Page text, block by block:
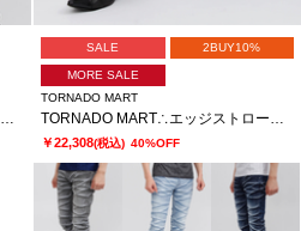
TORNADO MART∴ボタニークブリリオレースノーカラージャケット
SALE 2BUY10%
MORE SALE
TORNADO MART
TORNADO MART∴エッジストロークシューカットデニム
￥22,308(税込) 40%OFF